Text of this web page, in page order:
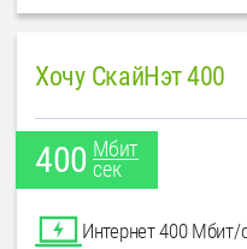
Хочу СкайНэт 400
400 Мбит
сек
Интернет 400 Мбит/